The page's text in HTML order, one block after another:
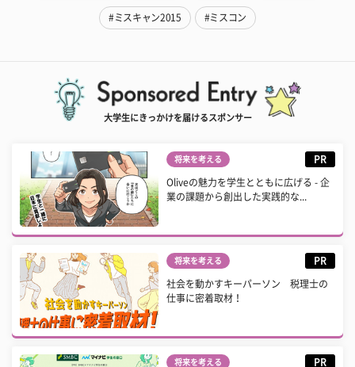
#ミスキャン2015 #ミスコン
大学生にきっかけを届けるスポンサー
将来を考える PR
Oliveの魅力を学生とともに広げる - 企
業の課題から創出した実践的な...
将来を考える PR
社会を動かすキーパーソン 税理士の
仕事に密着取材！
将来を考える PR